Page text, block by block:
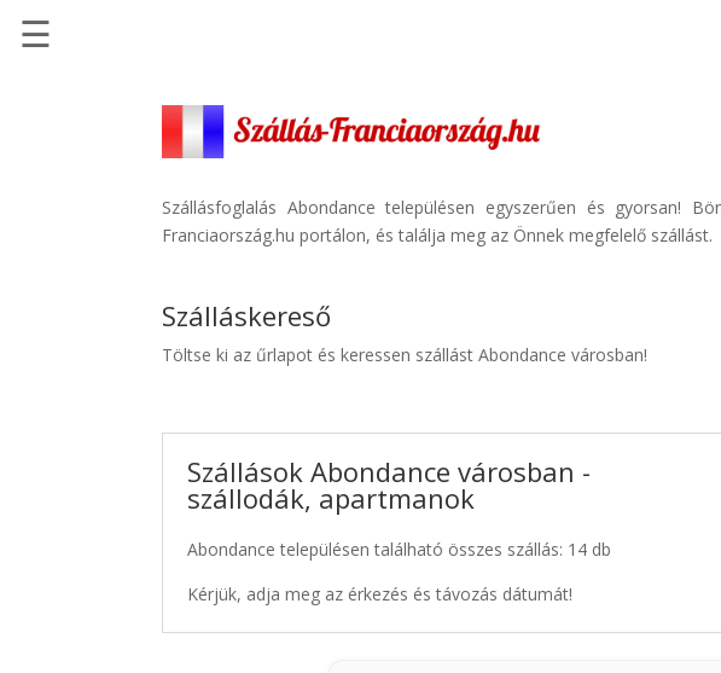
Szállásinfo.eu
Repülőjegy
Autóbérlés
☰
Szállásfoglalás Abondance településen egyszerűen és gyorsan!
Franciaország.hu portálon, és találja meg az Önnek megfelelő szállást.
Szálláskereső
Töltse ki az űrlapot és keressen szállást Abondance városban!
Szállások Abondance városban -
szállodák, apartmanok
Abondance településen található összes szállás: 14 db
Kérjük, adja meg az érkezés és távozás dátumát!